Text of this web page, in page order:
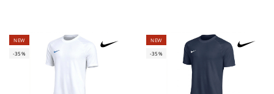
NEW
-35%
NEW
-35%